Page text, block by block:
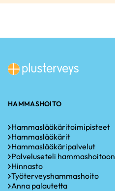
HAMMASHOITO
Hammaslääkäritoimipisteet
Hammaslääkärit
Hammaslääkäripalvelut
Palveluseteli hammashoitoon
Hinnasto
Työterveyshammashoito
Anna palautetta